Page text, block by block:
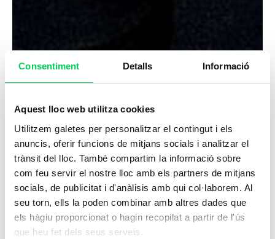
Consentiment Detalls Informació
Aquest lloc web utilitza cookies
Utilitzem galetes per personalitzar el contingut i els
anuncis, oferir funcions de mitjans socials i analitzar el
trànsit del lloc. També compartim la informació sobre
com feu servir el nostre lloc amb els partners de mitjans
socials, de publicitat i d'anàlisis amb qui col·laborem. Al
seu torn, ells la poden combinar amb altres dades que
els hàgiu proporcionat o hagin recopilat a partir de l'ús
que heu fet dels seus serveis.